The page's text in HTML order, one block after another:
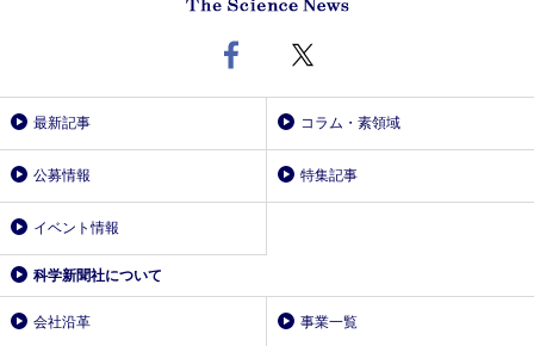
最新記事 コラム・素領域
公募情報 特集記事
イベント情報
科学新聞社について
会社沿革 事業一覧